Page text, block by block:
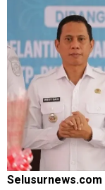
Selusurnews.com